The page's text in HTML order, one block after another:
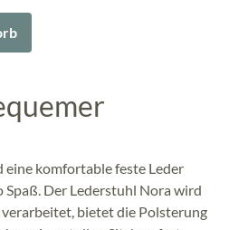
eine komfortable feste Leder
Spaß. Der Lederstuhl Nora wird
bietet die Polsterung